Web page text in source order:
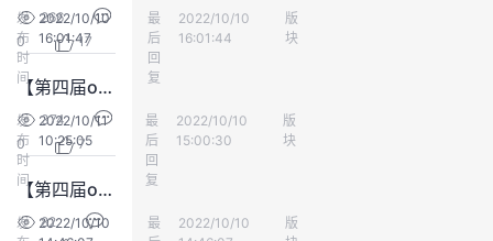
发
布
时
间
2022/10/10
16:01:47
最
后
回
复
Gauss松鼠会
2022/10/10
16:01:44
版
块
266
0
17
【第四届openGauss征文活动参赛作品】openGauss账本数据库，你不知道的那些事儿
发
布
时
间
2022/10/11
10:25:05
最
后
回
复
Gauss松鼠会
2022/10/10
15:00:30
版
块
374
0
7
【第四届openGauss征文活动参赛作品】openGauss Cluster Manager RTO Test
发 2022/10/10
最
Gauss松鼠会
2022/10/10
版
82